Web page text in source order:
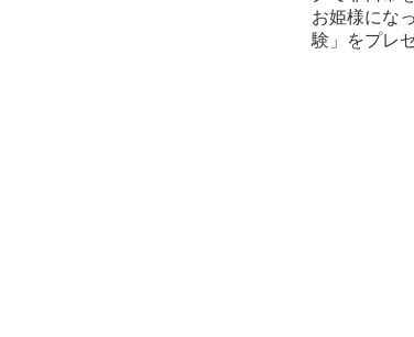
お姫様にな
験」をプレ